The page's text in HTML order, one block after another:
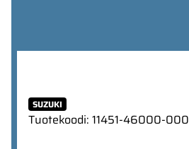
SUZUKI
Tuotekoodi: 11451-46000-000